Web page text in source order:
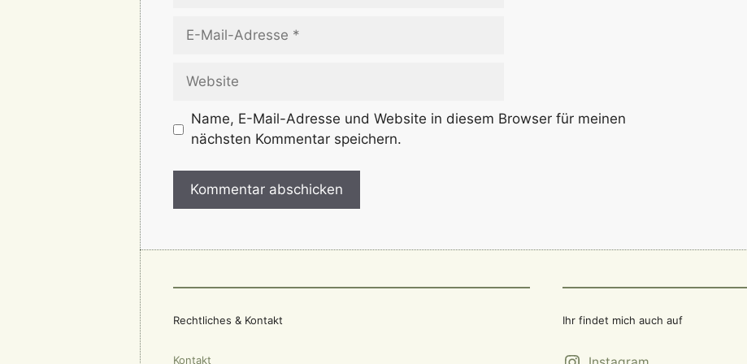
Website
Name, E-Mail-Adresse und Website in diesem Browser für meinen
nächsten Kommentar speichern.
Rechtliches & Kontakt
Kontakt
Ihr findet mich auch auf